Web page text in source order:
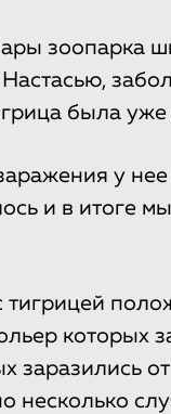
зоопарка
Настасью,
была уже
у нее
и в итоге
тигрицей
которых
заразились
несколько